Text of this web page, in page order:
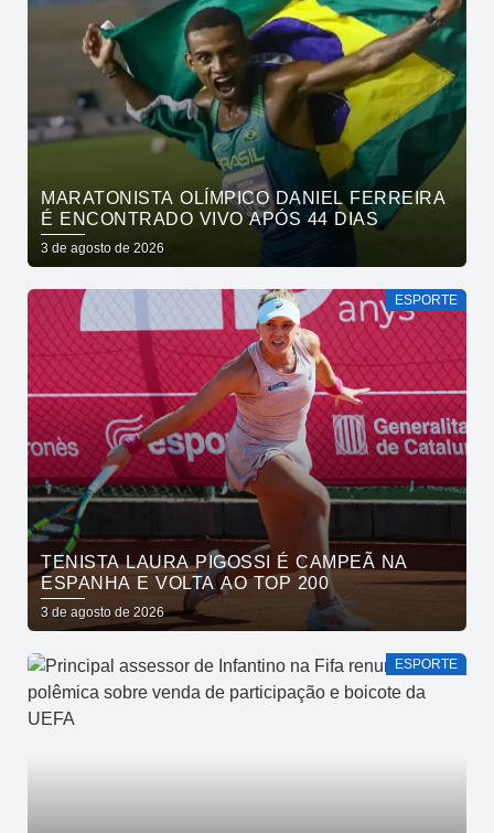
MARATONISTA OLÍMPICO DANIEL FERREIRA
É ENCONTRADO VIVO APÓS 44 DIAS
3 de agosto de 2026
ESPORTE
TENISTA LAURA PIGOSSI É CAMPEÃ NA
ESPANHA E VOLTA AO TOP 200
3 de agosto de 2026
ESPORTE